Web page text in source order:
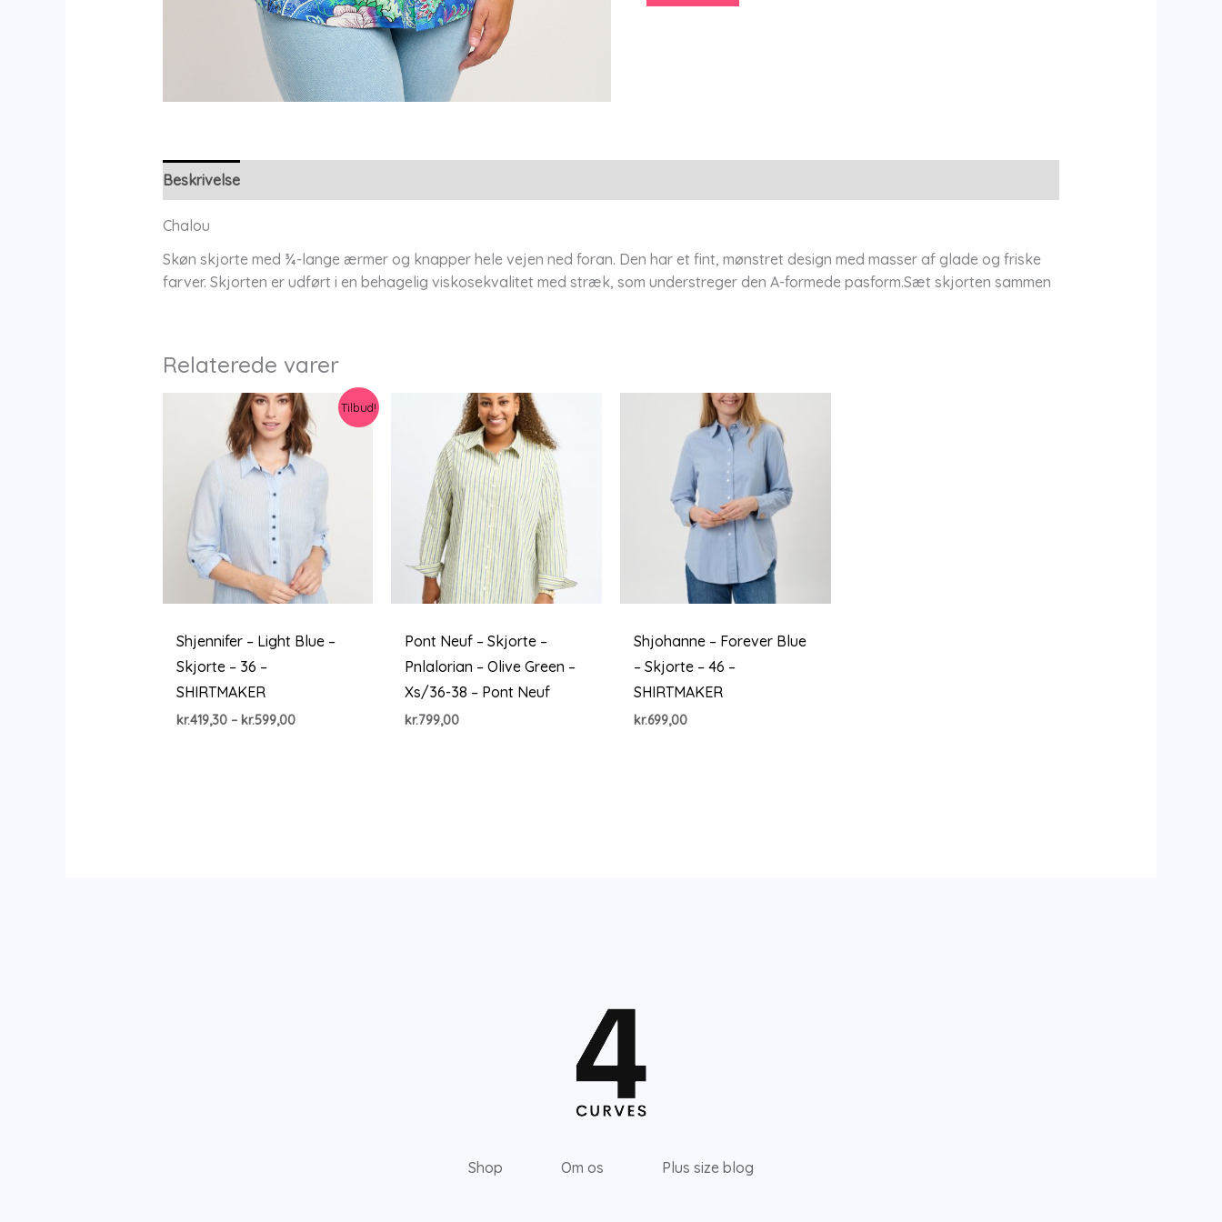
Beskrivelse
Chalou
Skøn skjorte med ¾-lange ærmer og knapper hele vejen ned foran. Den har et fint, mønstret design med masser af glade og friske
farver. Skjorten er udført i en behagelig viskosekvalitet med stræk, som understreger den A-formede pasform.Sæt skjorten sammen
Relaterede varer
Tilbud!
Shjennifer – Light Blue –
Skjorte – 36 –
SHIRTMAKER
kr.419,30 – kr.599,00Prisinterval:
Pont Neuf – Skjorte –
Pnlalorian – Olive Green –
Xs/36-38 – Pont Neuf
kr.799,00
Shjohanne – Forever Blue
– Skjorte – 46 –
SHIRTMAKER
kr.699,00
Shop Om os Plus size blog